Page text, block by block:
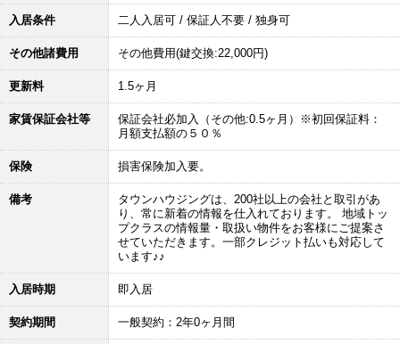
入居条件 二人入居可 / 保証人不要 / 独身可
その他諸費用 その他費用(鍵交換:22,000円)
更新料 1.5ヶ月
家賃保証会社等
保証会社必加入（その他:0.5ヶ月）※初回保証料：
月額支払額の５０％
保険 損害保険加入要。
備考
タウンハウジングは、200社以上の会社と取引があ
り、常に新着の情報を仕入れております。 地域トッ
プクラスの情報量・取扱い物件をお客様にご提案さ
せていただきます。一部クレジット払いも対応して
います♪♪
入居時期 即入居
契約期間 一般契約：2年0ヶ月間